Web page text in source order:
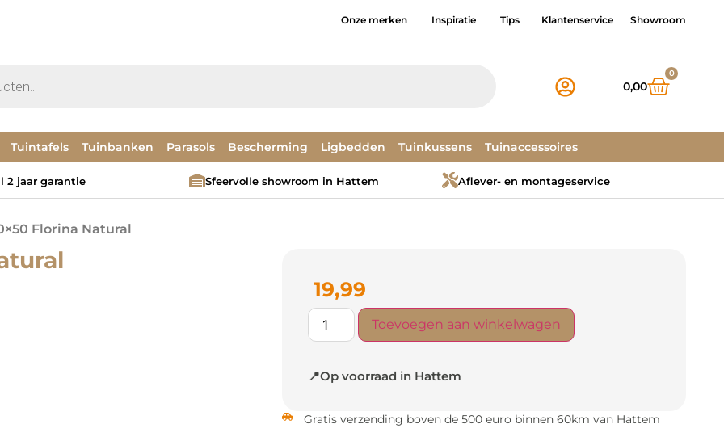
Onze merken Inspiratie Tips Klantenservice Showroom
0,00
0
Tuintafels Tuinbanken Parasols Bescherming Ligbedden Tuinkussens Tuinaccessoires
2 jaar garantie Sfeervolle showroom in Hattem Aflever- en montageservice
Florina Natural
19,99
Toevoegen aan winkelwagen
📍Op voorraad in Hattem
Gratis verzending boven de 500 euro binnen 60km van Hattem